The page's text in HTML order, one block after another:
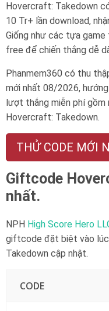
Hovercraft: Takedown
10 Tr+ lần download,
Giống như các tựa
free để chiến thắng dễ
Phanmem360 có thu
mới nhất 08/2026,
lượt thắng miễn phí gồm
Hovercraft: Takedown.
THỬ CODE MỚI
Giftcode
nhất.
NPH High Score Hero
giftcode đặt biệt vào
Takedown cập nhật.
CODE